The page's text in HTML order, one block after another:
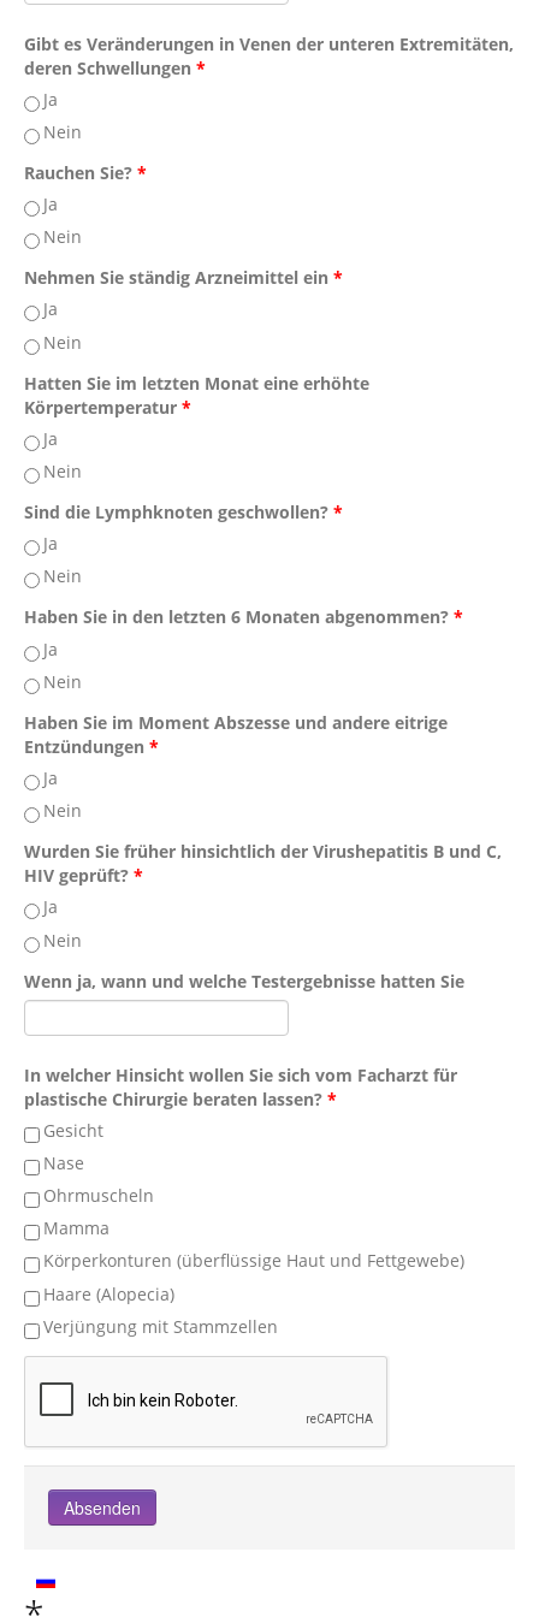
Gibt es Veränderungen in Venen der unteren Extremitäten,
deren Schwellungen *
Ja
Nein
Rauchen Sie? *
Ja
Nein
Nehmen Sie ständig Arzneimittel ein *
Ja
Nein
Hatten Sie im letzten Monat eine erhöhte
Körpertemperatur *
Ja
Nein
Sind die Lymphknoten geschwollen? *
Ja
Nein
Haben Sie in den letzten 6 Monaten abgenommen? *
Ja
Nein
Haben Sie im Moment Abszesse und andere eitrige
Entzündungen *
Ja
Nein
Wurden Sie früher hinsichtlich der Virushepatitis B und C,
HIV geprüft? *
Ja
Nein
Wenn ja, wann und welche Testergebnisse hatten Sie
In welcher Hinsicht wollen Sie sich vom Facharzt für
plastische Chirurgie beraten lassen? *
Gesicht
Nase
Ohrmuscheln
Mamma
Körperkonturen (überflüssige Haut und Fettgewebe)
Haare (Alopecia)
Verjüngung mit Stammzellen